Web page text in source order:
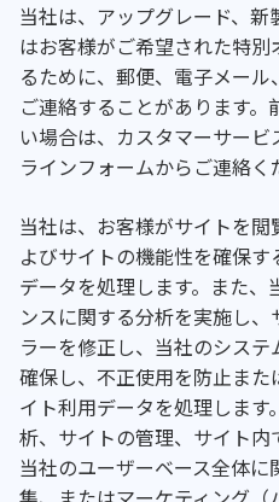
当社は、アップグレード、
はお客様がご希望された特
るために、郵便、電子メー
ご連絡することがあります
い場合は、カスタマーサー
ラインフォームからご連絡く
当社は、お客様がサイトを
よびサイトの機能性を確保
データを処理します。また
ンスに関する分析を実施し
ラーを修正し、当社のシス
確保し、不正使用を防止ま
イト利用データを処理しま
析、サイトの管理、サイト内
当社のユーザーベース全体